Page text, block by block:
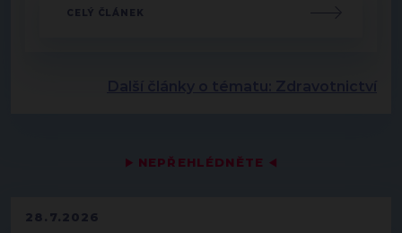
▶ NEPŘEHLÉDNĚTE ◀
28.7.2026
CELÝ ČLÁNEK